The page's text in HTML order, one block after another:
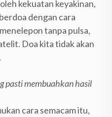
kekuatan keyakinan,
dengan cara
tanpa pulsa,
Doa kita tidak akan
pasti membuahkan hasil
cara semacam itu,